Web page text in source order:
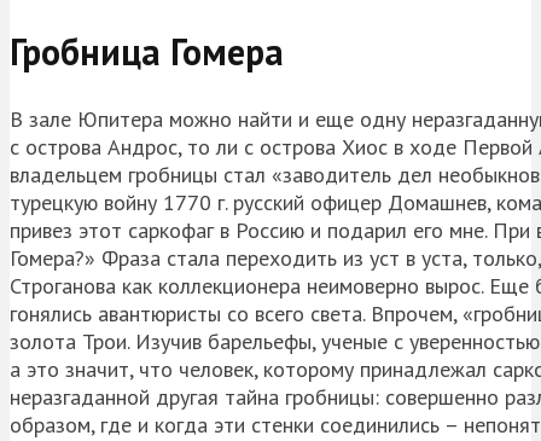
Гробница Гомера
В зале Юпитера можно найти и еще одну
с острова Андрос, то ли с острова Хиос в ходе
владельцем гробницы стал «заводитель дел
турецкую войну 1770 г. русский офицер Домашнев,
привез этот саркофаг в Россию и подарил его мне.
Гомера?» Фраза стала переходить из уст в уста,
Строганова как коллекционера неимоверно вырос.
гонялись авантюристы со всего света. Впрочем,
золота Трои. Изучив барельефы, ученые с
а это значит, что человек, которому принадлежал
неразгаданной другая тайна гробницы: совершенно
образом, где и когда эти стенки соединились –